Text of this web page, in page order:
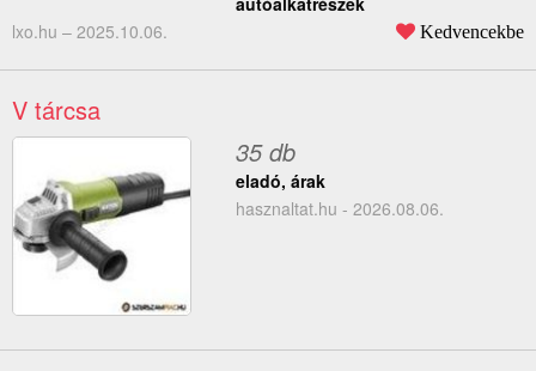
lxo.hu – 2025.10.06. Kedvencekbe
V tárcsa
35 db
eladó, árak
hasznaltat.hu - 2026.08.06.